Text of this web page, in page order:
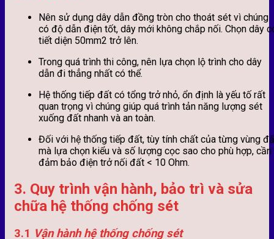
Nên sử dụng dây dẫn đồng tròn cho thoát sét vì chúng
có độ dẫn điện tốt, dây mới không chắp nối. Chọn dây
tiết diện 50mm2 trở lên.
Trong quá trình thi công, nên lựa chọn lộ trình cho dây
dẫn đi thẳng nhất có thể.
Hệ thống tiếp đất có tổng trở nhỏ, ổn định là yếu tố rất
quan trọng vì chúng giúp quá trình tản năng lượng sét
xuống đất nhanh và an toàn.
Đối với hệ thống tiếp đất, tùy tính chất của từng vùng
mà lựa chọn kiểu và số lượng cọc sao cho phù hợp, cần
đảm bảo điện trở nối đất < 10 Ohm.
3. Quy trình vận hành, bảo trì và sửa
chữa hệ thống chống sét
3.1 Vận hành hệ thống chống sét